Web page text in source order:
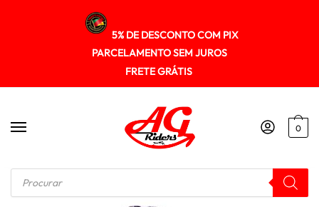
5% DE DESCONTO COM PIX
PARCELAMENTO SEM JUROS
FRETE GRÁTIS
0
Início / MOCHILA